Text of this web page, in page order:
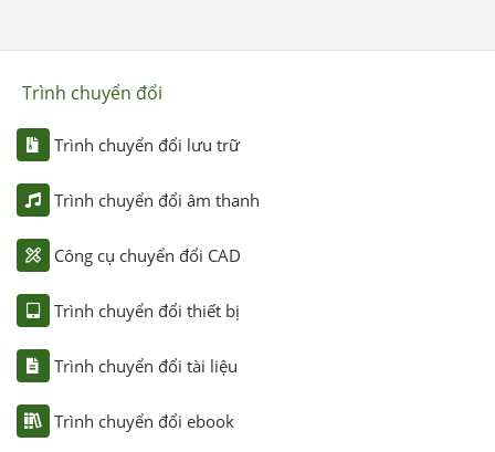
Trình chuyển đổi
Trình chuyển đổi lưu trữ
Trình chuyển đổi âm thanh
Công cụ chuyển đổi CAD
Trình chuyển đổi thiết bị
Trình chuyển đổi tài liệu
Trình chuyển đổi ebook